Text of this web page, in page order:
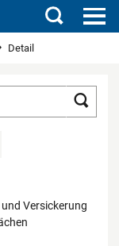
Suchen
Detail
Versickerung